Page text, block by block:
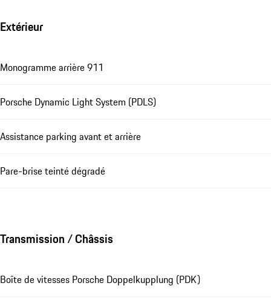
Extérieur
Monogramme arrière 911
Porsche Dynamic Light System (PDLS)
Assistance parking avant et arrière
Pare-brise teinté dégradé
Transmission / Châssis
Boîte de vitesses Porsche Doppelkupplung (PDK)